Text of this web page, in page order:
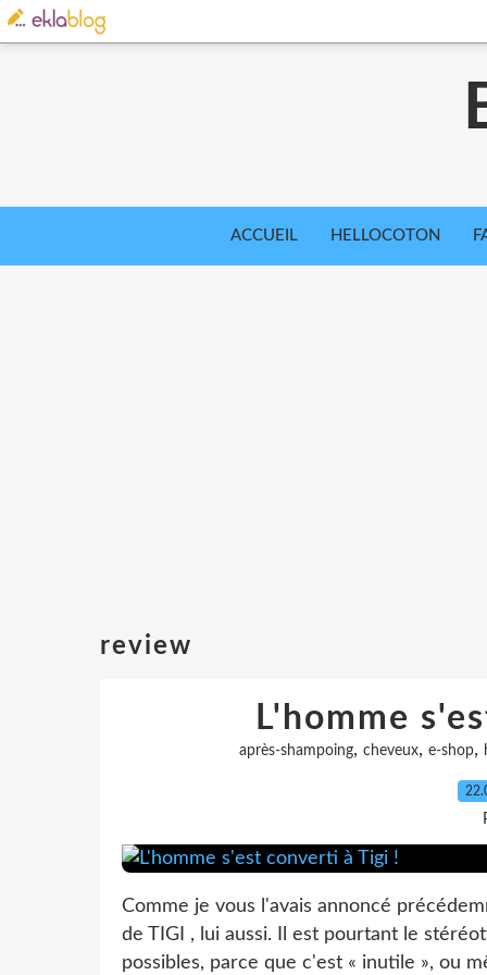
ACCUEIL HELLOCOTON
review
L'homme
après-shampoing, cheveux, e-shop,
Comme je vous l'avais annoncé
de TIGI , lui aussi. Il est pourtant le
possibles, parce que c'est « inutile », ou